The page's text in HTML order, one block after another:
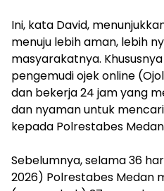
‎Ini, kata David,
menuju lebih aman, lebih
masyarakatnya.
pengemudi ojek online
dan bekerja 24 jam yang
dan nyaman untuk
kepada Polrestabes
‎Sebelumnya, selama 36
2026) Polrestabes Medan